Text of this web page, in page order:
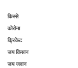
किस्से
कोरोना
क्रिकेट
जय किसान
जय जवान